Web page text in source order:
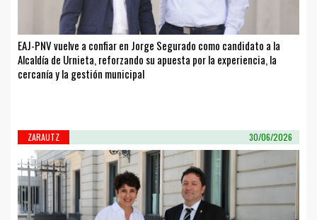
EAJ-PNV vuelve a confiar en Jorge Segurado como candidato a la
Alcaldía de Urnieta, reforzando su apuesta por la experiencia, la
cercanía y la gestión municipal
ZARAUTZ 30/06/2026